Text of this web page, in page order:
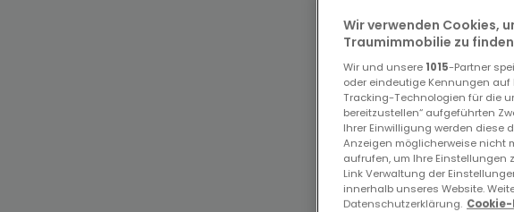
Wir verwenden Cookies,
Traumimmobilie zu
Wir und unsere 1015-Partner
oder eindeutige Kennungen auf
Tracking-Technologien für die
bereitzustellen“ aufgeführten
Ihrer Einwilligung werden diese
Anzeigen möglicherweise nicht
aufrufen, um Ihre Einstellungen
Link Verwaltung der
innerhalb unseres Website.
Datenschutzerklärung.